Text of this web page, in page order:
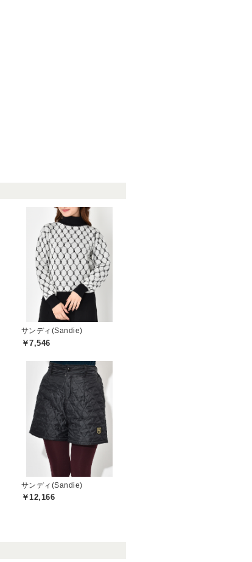
サンディ(Sandie)
￥7,546
サンディ(Sandie)
￥12,166